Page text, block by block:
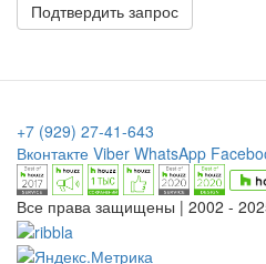
Подтвердить запрос
+7 (929) 27-41-643
Вконтакте Viber WhatsApp
Все права защищены | 2002 -